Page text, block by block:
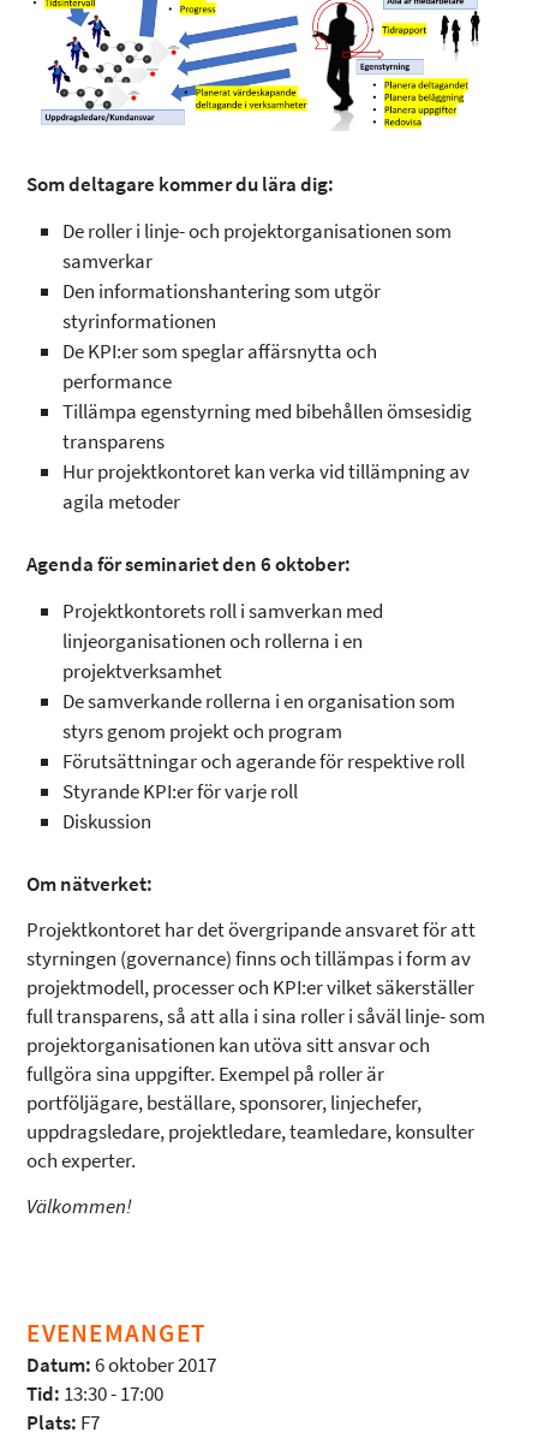
Som deltagare kommer du lära dig:
De roller i linje- och projektorganisationen som
samverkar
Den informationshantering som utgör
styrinformationen
De KPI:er som speglar affärsnytta och
performance
Tillämpa egenstyrning med bibehållen ömsesidig
transparens
Hur projektkontoret kan verka vid tillämpning av
agila metoder
Agenda för seminariet den 6 oktober:
Projektkontorets roll i samverkan med
linjeorganisationen och rollerna i en
projektverksamhet
De samverkande rollerna i en organisation som
styrs genom projekt och program
Förutsättningar och agerande för respektive roll
Styrande KPI:er för varje roll
Diskussion
Om nätverket:
Projektkontoret har det övergripande ansvaret för att
styrningen (governance) finns och tillämpas i form av
projektmodell, processer och KPI:er vilket säkerställer
full transparens, så att alla i sina roller i såväl linje- som
projektorganisationen kan utöva sitt ansvar och
fullgöra sina uppgifter. Exempel på roller är
portföljägare, beställare, sponsorer, linjechefer,
uppdragsledare, projektledare, teamledare, konsulter
och experter.
Välkommen!
EVENEMANGET
Datum:6 oktober 2017
Tid: 13:30 - 17:00
Plats: F7